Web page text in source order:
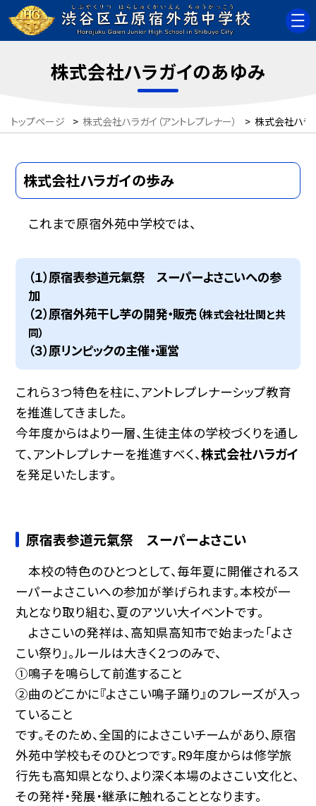
株式会社ハラガイのあゆみ
トップページ > 株式会社ハラガイ（アントレプレナー） > 株式会社ハラ
株式会社ハラガイの歩み
これまで原宿外苑中学校では、
（１）原宿表参道元氣祭 スーパーよさこいへの参
加
（２）原宿外苑干し芋の開発・販売（株式会社壮関と共
同）
（３）原リンピックの主催・運営
これら３つ特色を柱に、アントレプレナーシップ教育
を推進してきました。
今年度からはより一層、生徒主体の学校づくりを通し
て、アントレプレナーを推進すべく、株式会社ハラガイ
を発足いたします。
原宿表参道元氣祭 スーパーよさこい
本校の特色のひとつとして、毎年夏に開催されるス
ーパーよさこいへの参加が挙げられます。本校が一
丸となり取り組む、夏のアツい大イベントです。
よさこいの発祥は、高知県高知市で始まった「よさ
こい祭り」。ルールは大きく２つのみで、
①鳴子を鳴らして前進すること
②曲のどこかに『よさこい鳴子踊り』のフレーズが入っ
ていること
です。そのため、全国的によさこいチームがあり、原宿
外苑中学校もそのひとつです。R9年度からは修学旅
行先も高知県となり、より深く本場のよさこい文化と、
その発祥・発展・継承に触れることとなります。